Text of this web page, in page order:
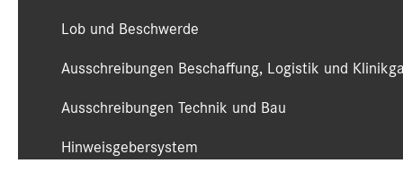
Lob und Beschwerde
Ausschreibungen Beschaffung, Logistik und
Ausschreibungen Technik und Bau
Hinweisgebersystem